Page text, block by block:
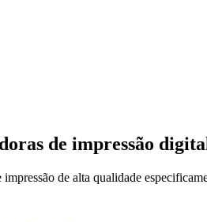
de impressão
de alta qualidade